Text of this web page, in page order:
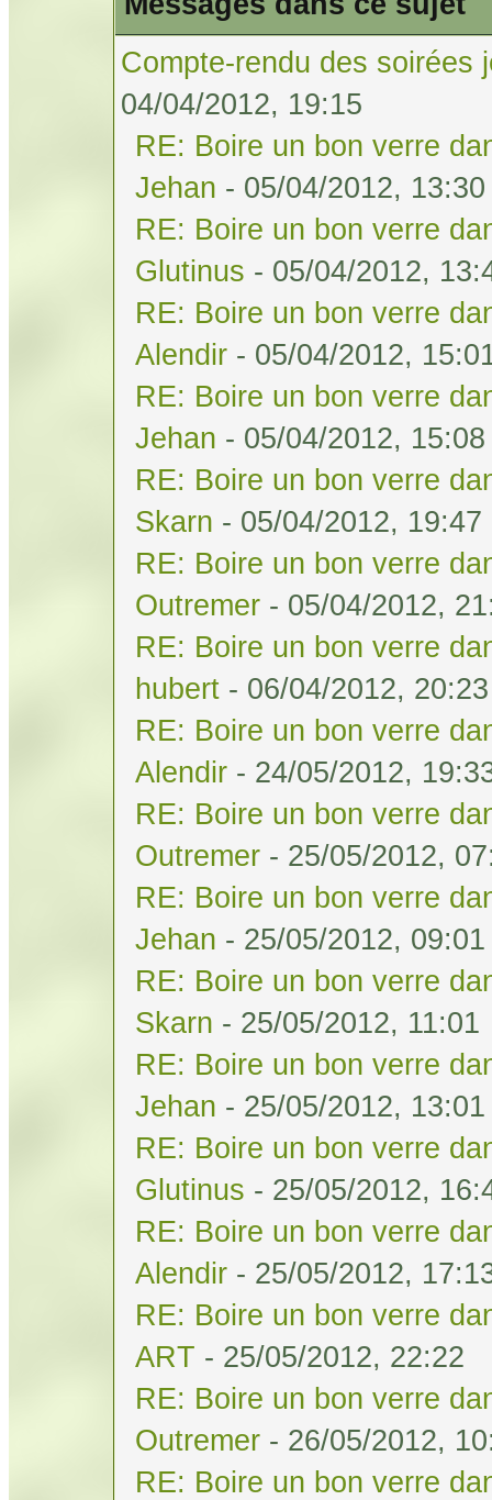
Compte-rendu des soirées
04/04/2012, 19:15
RE: Boire un bon verre
Jehan - 05/04/2012, 13:30
RE: Boire un bon verre
Glutinus - 05/04/2012,
RE: Boire un bon verre
Alendir - 05/04/2012,
RE: Boire un bon verre
Jehan - 05/04/2012, 15:08
RE: Boire un bon verre
Skarn - 05/04/2012, 19:47
RE: Boire un bon verre
Outremer - 05/04/2012,
RE: Boire un bon verre
hubert - 06/04/2012, 20:23
RE: Boire un bon verre
Alendir - 24/05/2012,
RE: Boire un bon verre
Outremer - 25/05/2012,
RE: Boire un bon verre
Jehan - 25/05/2012, 09:01
RE: Boire un bon verre
Skarn - 25/05/2012, 11:01
RE: Boire un bon verre
Jehan - 25/05/2012, 13:01
RE: Boire un bon verre
Glutinus - 25/05/2012,
RE: Boire un bon verre
Alendir - 25/05/2012,
RE: Boire un bon verre
ART - 25/05/2012, 22:22
RE: Boire un bon verre
Outremer - 26/05/2012,
RE: Boire un bon verre